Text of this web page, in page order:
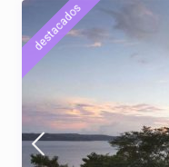
destacados